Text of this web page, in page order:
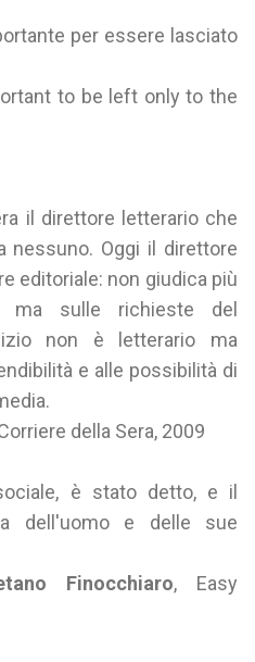
per essere lasciato
to be left only to the
il direttore letterario che
nessuno. Oggi il direttore
editoriale: non giudica più
ma sulle richieste del
non è letterario ma
e alle possibilità di
della Sera, 2009
è stato detto, e il
dell'uomo e delle sue
Finocchiaro, Easy